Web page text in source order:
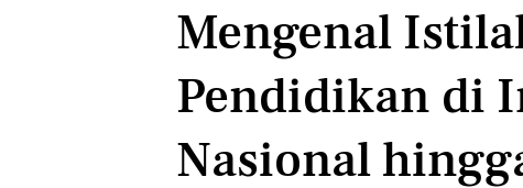
Mengenal
Pendidikan di
Nasional